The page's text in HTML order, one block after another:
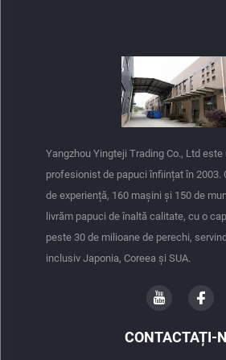
Yangzhou Yingteji Trading Co., Ltd
profesionist de papuci înființat în 2003.
de experiență, 160 mașini și 150 de
livrăm papuci de înaltă calitate, cu o
peste 30 de milioane de perechi,
inclusiv Japonia, Coreea și SUA.
CONTACTAȚI-